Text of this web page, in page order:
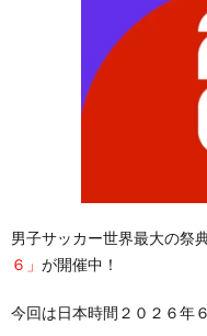
男子サッカー世界最大の祭
６」 が開催中！
今回は日本時間２０２６年